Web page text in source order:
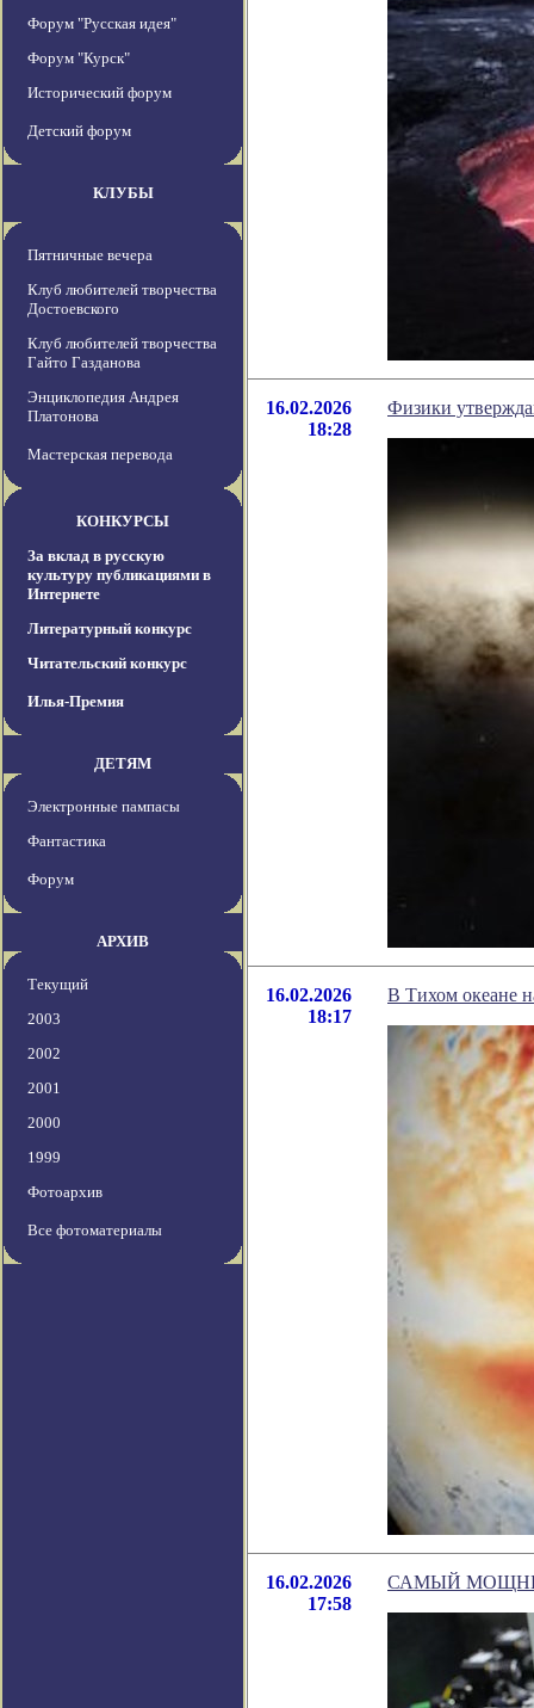
Форум "Русская идея"
Форум "Курск"
Исторический форум
Детский форум
КЛУБЫ
Пятничные вечера
Клуб любителей творчества
Достоевского
Клуб любителей творчества
Гайто Газданова
Энциклопедия Андрея
Платонова
Мастерская перевода
КОНКУРСЫ
За вклад в русскую
культуру публикациями в
Интернете
Литературный конкурс
Читательский конкурс
Илья-Премия
ДЕТЯМ
Электронные пампасы
Фантастика
Форум
АРХИВ
Текущий
2003
2002
2001
2000
1999
Фотоархив
Все фотоматериалы
16.02.2026
18:28
Физики
16.02.2026
18:17
В Тихом океане
16.02.2026
17:58
САМЫЙ